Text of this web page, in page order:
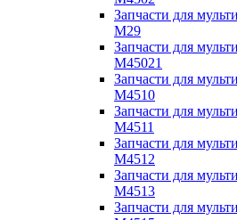
Запчасти для
M29
Запчасти для
M45021
Запчасти для
M4510
Запчасти для
M4511
Запчасти для
M4512
Запчасти для
M4513
Запчасти для